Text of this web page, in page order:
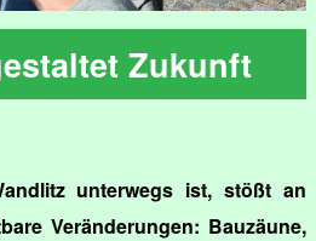
Zukunft
unterwegs ist, stößt an
Veränderungen: Bauzäune,